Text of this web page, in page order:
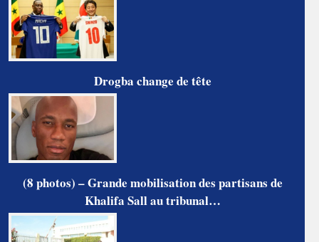
Drogba change de tête
(8 photos) – Grande mobilisation des partisans de
Khalifa Sall au tribunal…